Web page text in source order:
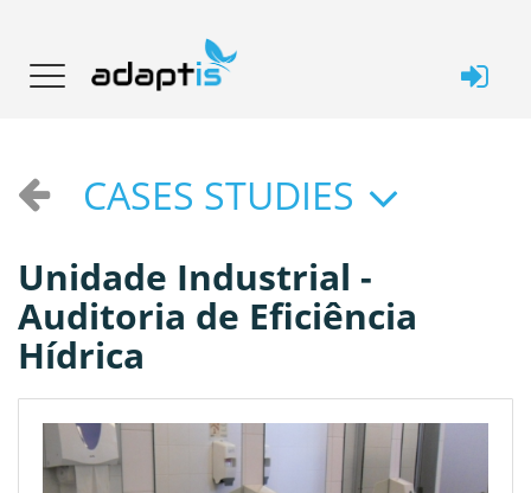
CASES STUDIES
Unidade Industrial -
Auditoria de Eficiência
Hídrica